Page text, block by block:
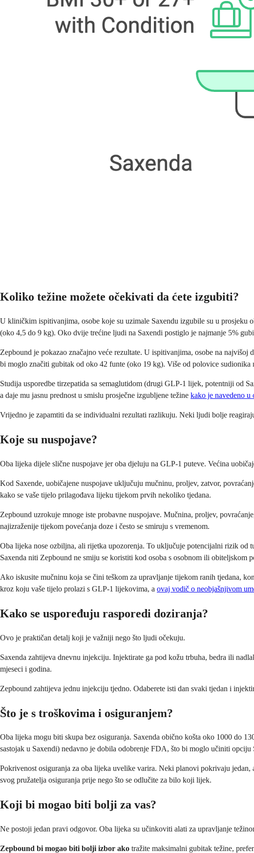
Koliko težine možete očekivati da ćete izgubiti?
U kliničkim ispitivanjima, osobe koje su uzimale Saxendu izgubile su u
(oko 4,5 do 9 kg). Oko dvije trećine ljudi na Saxendi postiglo je najmanje 5%
Zepbound je pokazao značajno veće rezultate. U ispitivanjima, osobe na
bi moglo značiti gubitak od oko 42 funte (oko 19 kg). Više od polovice sudionika
Studija usporedbe tirzepatida sa semaglutidom (drugi GLP-1 lijek, potentniji od
a daje mu jasnu prednost u smislu prosječne izgubljene težine kako je navedeno u
Vrijedno je zapamtiti da se individualni rezultati razlikuju. Neki ljudi bolje
Koje su nuspojave?
Oba lijeka dijele slične nuspojave jer oba djeluju na GLP-1 puteve. Većina
Kod Saxende, uobičajene nuspojave uključuju mučninu, proljev, zatvor,
kako se vaše tijelo prilagođava lijeku tijekom prvih nekoliko tjedana.
Zepbound uzrokuje mnoge iste probavne nuspojave. Mučnina, proljev,
najizraženije tijekom povećanja doze i često se smiruju s vremenom.
Oba lijeka nose ozbiljna, ali rijetka upozorenja. To uključuje potencijalni rizik od
Saxenda niti Zepbound ne smiju se koristiti kod osoba s osobnom ili
Ako iskusite mučninu koja se čini teškom za upravljanje tijekom ranih tjedana,
kroz koju vaše tijelo prolazi s GLP-1 lijekovima, a ovaj vodič o neobjašnjivom
Kako se uspoređuju rasporedi doziranja?
Ovo je praktičan detalj koji je važniji nego što ljudi očekuju.
Saxenda zahtijeva dnevnu injekciju. Injektirate ga pod kožu trbuha, bedra ili
mjeseci i godina.
Zepbound zahtijeva jednu injekciju tjedno. Odaberete isti dan svaki tjedan i
Što je s troškovima i osiguranjem?
Oba lijeka mogu biti skupa bez osiguranja. Saxenda obično košta oko 1000 do
sastojak u Saxendi) nedavno je dobila odobrenje FDA, što bi moglo učiniti opciju
Pokrivenost osiguranja za oba lijeka uvelike varira. Neki planovi pokrivaju
svog pružatelja osiguranja prije nego što se odlučite za bilo koji lijek.
Koji bi mogao biti bolji za vas?
Ne postoji jedan pravi odgovor. Oba lijeka su učinkoviti alati za upravljanje
Zepbound bi mogao biti bolji izbor ako tražite maksimalni gubitak težine,